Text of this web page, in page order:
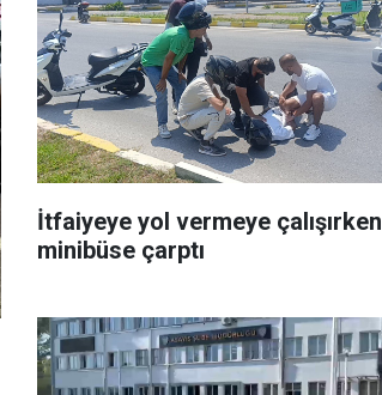
İtfaiyeye yol vermeye çalışırken
minibüse çarptı